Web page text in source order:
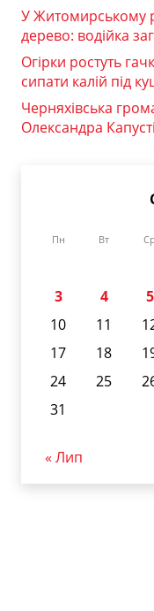
У Житомирському
дерево: водійка
Огірки ростуть
сипати калій під
Черняхівська
Олександра
Пн Вт Ср
3
4 5
10
11
17
18
24
25
31
« Лип